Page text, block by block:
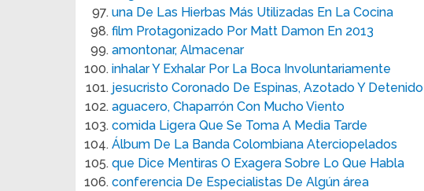
una De Las Hierbas Más Utilizadas En La Cocina
film Protagonizado Por Matt Damon En 2013
amontonar, Almacenar
inhalar Y Exhalar Por La Boca Involuntariamente
jesucristo Coronado De Espinas, Azotado Y Detenido
aguacero, Chaparrón Con Mucho Viento
comida Ligera Que Se Toma A Media Tarde
Álbum De La Banda Colombiana Aterciopelados
que Dice Mentiras O Exagera Sobre Lo Que Habla
conferencia De Especialistas De Algún área